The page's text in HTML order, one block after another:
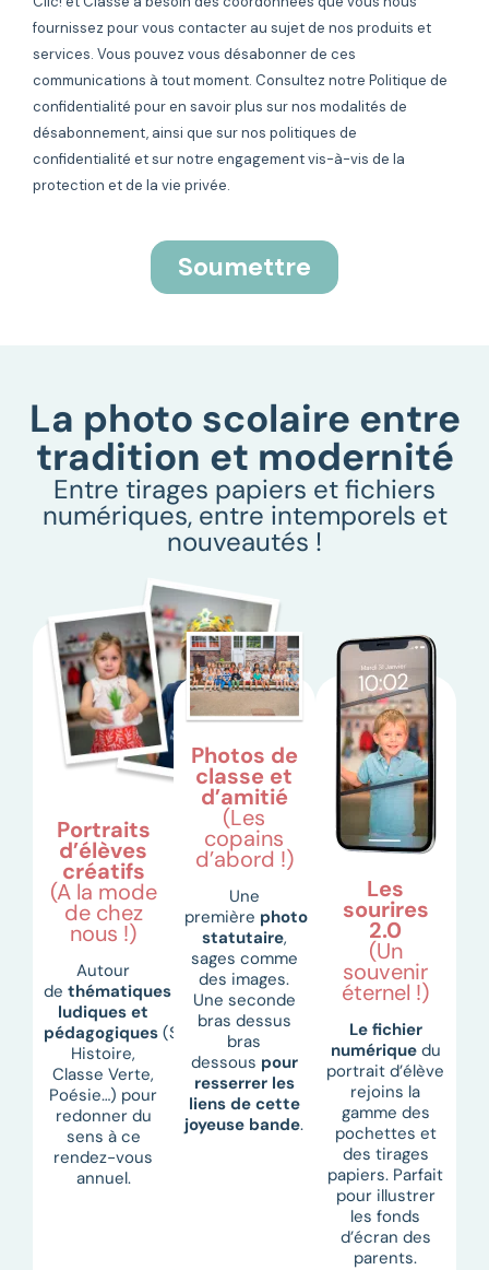
La photo scolaire entre
tradition et modernité
Entre tirages papiers et fichiers
numériques, entre intemporels et
nouveautés !
Portraits
d’élèves
créatifs
(A la mode
de chez
nous !)
Autour
de thématiques
ludiques et
pédagogiques (Sport,
Histoire,
Classe Verte,
Poésie…) pour
redonner du
sens à ce
rendez-vous
annuel.
Photos de
classe et
d’amitié
(Les
copains
d’abord !)
Une
première photo
statutaire,
sages comme
des images.
Une seconde
bras dessus
bras
dessous pour
resserrer les
liens de cette
joyeuse bande.
Les
sourires
2.0
(Un
souvenir
éternel !)
Le fichier
numériquedu
portrait d’élève
rejoins la
gamme des
pochettes et
des tirages
papiers. Parfait
pour illustrer
les fonds
d’écran des
parents.